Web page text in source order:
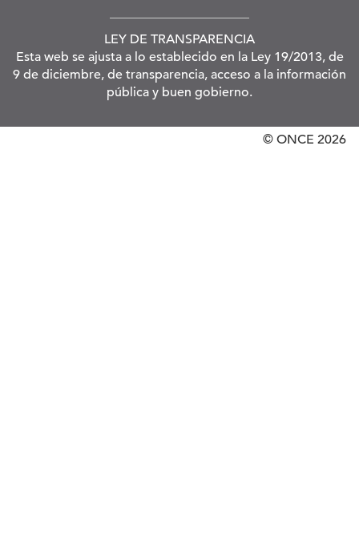
LEY DE TRANSPARENCIA
Esta web se ajusta a lo establecido en la Ley 19/2013, de
9 de diciembre, de transparencia, acceso a la información
pública y buen gobierno.
© ONCE 2026